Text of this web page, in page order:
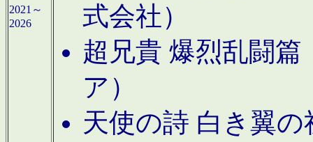
2021～
2026
式会社）
超兄貴 爆烈乱闘篇
ア）
天使の詩 白き翼